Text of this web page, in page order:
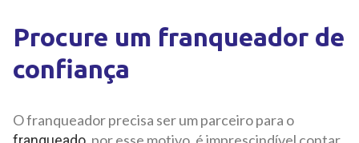
Procure um franqueador de
confiança
O franqueador precisa ser um parceiro para o